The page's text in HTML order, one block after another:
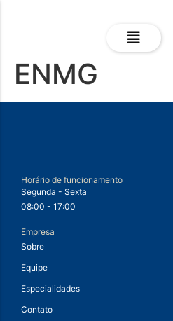
ENMG
Horário de funcionamento
Segunda - Sexta
08:00 - 17:00
Empresa
Sobre
Equipe
Especialidades
Contato